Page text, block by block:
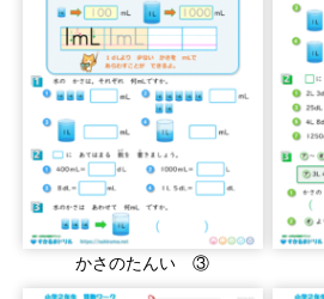
かさのたんい ③